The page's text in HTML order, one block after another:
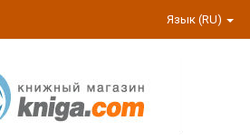
Язык (RU)